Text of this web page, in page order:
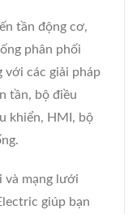
tần động cơ,
phân phối
các giải pháp
tần, bộ điều
khiển, HMI, bộ
mạng lưới
giúp bạn